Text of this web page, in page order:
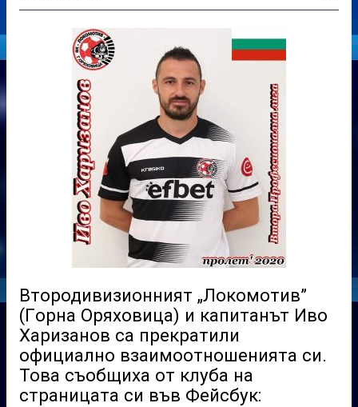
Втородивизионният „Локомотив”
(Гoрна Оряховица) и капитанът Иво
Харизанов са прекратили
официално взаимоотношенията си.
Това съобщиха oт клуба на
страницата си във Фейсбук: